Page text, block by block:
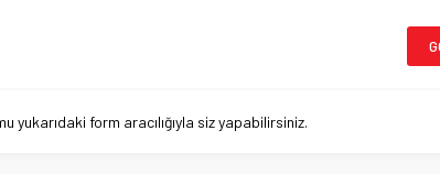
yukarıdaki form aracılığıyla siz yapabilirsiniz.